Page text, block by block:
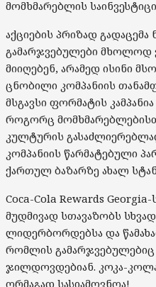
მომხმარებლის
აქციების პრიზად გადაცემა
გამარჯვებულები მხოლოდ
მიიღებენ, არამედ ისინი
ცნობილი კომპანიის
მსგავსი ფორმატის
როგორც
კულტურის
კომპანიის წარმატებული
ქართულ ბაზარზე ახალ
Coca-Cola Rewards
მუდმივად სთავაზობს
ლიდერბორდებსა და
რომლის
ჯილდოვდებიან. კოკა-
ორმაგად სასიამოვნოა!